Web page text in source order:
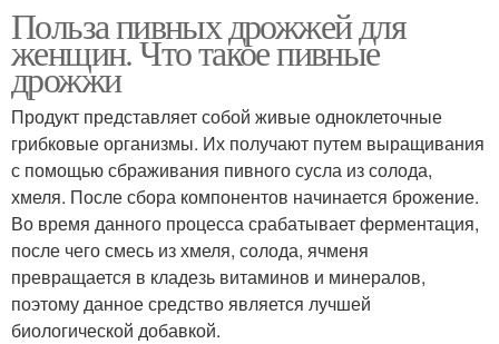
Польза пивных дрожжей для
женщин. Что такое пивные
дрожжи
Продукт представляет собой живые одноклеточные
грибковые организмы. Их получают путем выращивания
с помощью сбраживания пивного сусла из солода,
хмеля. После сбора компонентов начинается брожение.
Во время данного процесса срабатывает ферментация,
после чего смесь из хмеля, солода, ячменя
превращается в кладезь витаминов и минералов,
поэтому данное средство является лучшей
биологической добавкой.